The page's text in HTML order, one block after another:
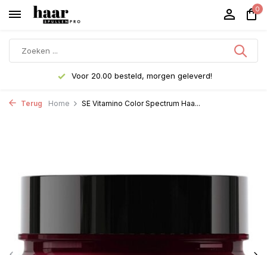
0
Voor 20.00 besteld, morgen geleverd!
Terug Home SE Vitamino Color Spectrum Haa...